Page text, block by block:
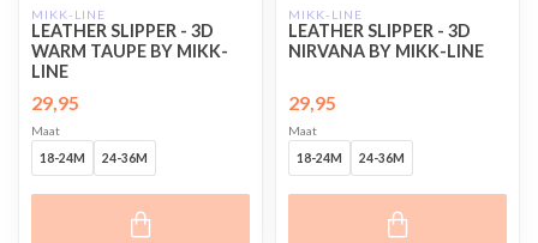
MIKK-LINE
LEATHER SLIPPER - 3D
WARM TAUPE BY MIKK-
LINE
29,95
Maat
18-24M
24-36M
MIKK-LINE
LEATHER SLIPPER - 3D
NIRVANA BY MIKK-LINE
29,95
Maat
18-24M
24-36M